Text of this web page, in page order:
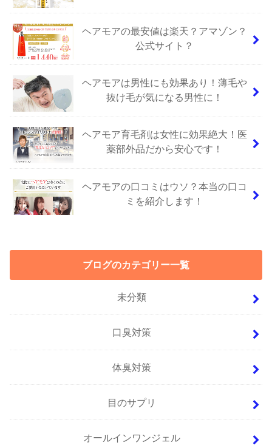
ヘアモアの最安値は楽天？アマゾン？
公式サイト？
ヘアモアは男性にも効果あり！薄毛や
抜け毛が気になる男性に！
ヘアモア育毛剤は女性に効果絶大！医
薬部外品だから安心です！
ヘアモアの口コミはウソ？本当の口コ
ミを紹介します！
ブログのカテゴリー一覧
未分類
口臭対策
体臭対策
目のサプリ
オールインワンジェル